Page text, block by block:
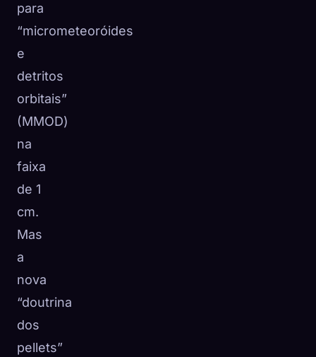
para
“micrometeoróides
e
detritos
orbitais”
(MMOD)
na
faixa
de 1
cm.
Mas
a
nova
“doutrina
dos
pellets”